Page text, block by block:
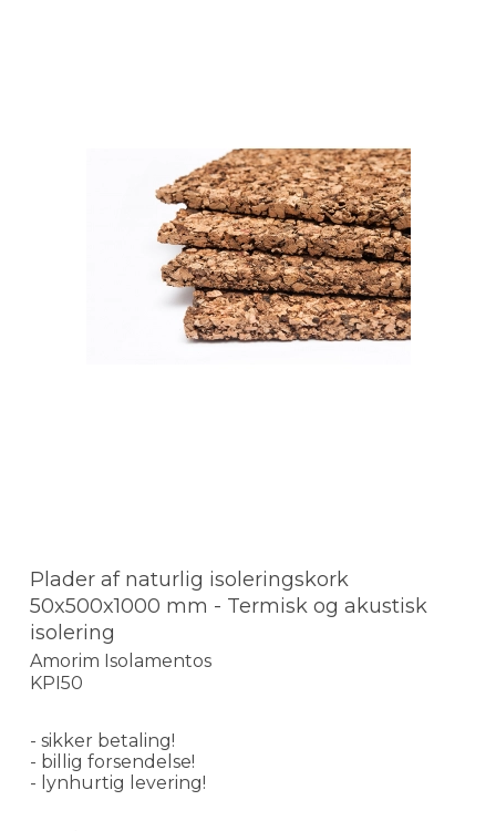
Plader af naturlig isoleringskork
50x500x1000 mm - Termisk og akustisk
isolering
Amorim Isolamentos
KPI50
- sikker betaling!
- billig forsendelse!
- lynhurtig levering!